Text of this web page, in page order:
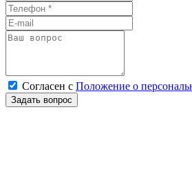
Согласен с Положение о